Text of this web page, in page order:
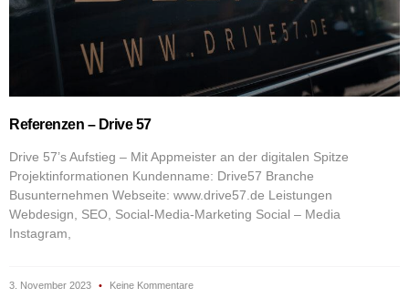
Referenzen – Drive 57
Drive 57’s Aufstieg – Mit Appmeister an der digitalen Spitze
Projektinformationen Kundenname: Drive57 Branche
Busunternehmen Webseite: www.drive57.de Leistungen
Webdesign, SEO, Social-Media-Marketing Social – Media
Instagram,
3. November 2023 Keine Kommentare